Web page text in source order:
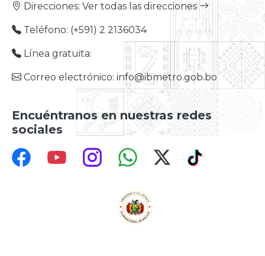
Direcciones: Ver todas las direcciones
Teléfono: (+591) 2 2136034
Línea gratuita:
Correo electrónico: info@ibmetro.gob.bo
Encuéntranos en nuestras redes
sociales